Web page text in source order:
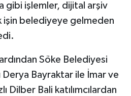
gibi işlemler, dijital arşiv
belediyeye gelmeden
Söke Belediyesi
Derya Bayraktar ile İmar ve
Dilber Bali katılımcılardan